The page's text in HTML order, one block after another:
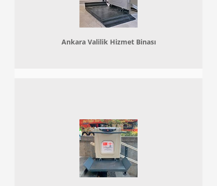
Ankara Valilik Hizmet Binası